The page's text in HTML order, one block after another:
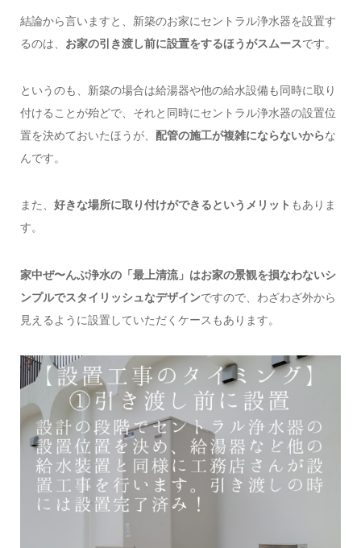
結論から言いますと、新築のお家にセントラル浄水器を設置す
るのは、 お家の引き渡し前に設置をするほうがスムースです。
というのも、新築の場合は給湯器や他の給水設備も同時に取り
付けることが殆どで、それと同時にセントラル浄水器の設置位
置を決めておいたほうが、 配管の施工が複雑にならないからな
んです。
また、 好きな場所に取り付けができるというメリット もありま
す。
家中ぜ〜んぶ浄水の「最上清流」はお家の景観を損なわないシ
ンプルでスタイリッシュなデザインですので、わざわざ外から
見えるように設置していただくケースもあります。